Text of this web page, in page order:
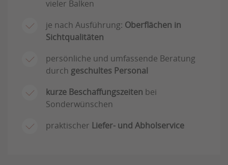
vieler Balken
je nach Ausführung: Oberflächen in
Sichtqualitäten
persönliche und umfassende Beratung
durch geschultes Personal
kurze Beschaffungszeiten bei
Sonderwünschen
praktischer Liefer- und Abholservice